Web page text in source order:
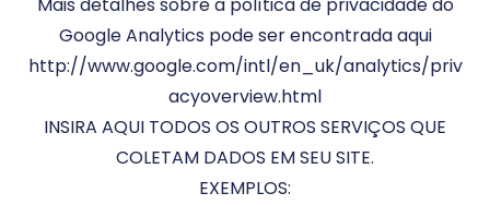
Mais detalhes sobre a política de privacidade do
Google Analytics pode ser encontrada aqui
http://www.google.com/intl/en_uk/analytics/priv
acyoverview.html
INSIRA AQUI TODOS OS OUTROS SERVIÇOS QUE
COLETAM DADOS EM SEU SITE.
EXEMPLOS: